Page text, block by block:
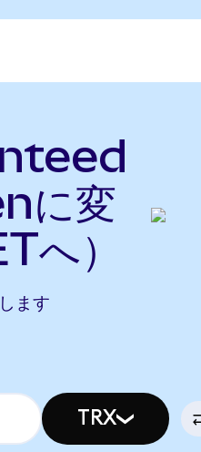
に変
へ）
ます
TRX